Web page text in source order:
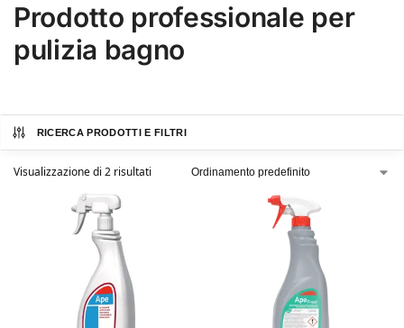
Prodotto professionale per
pulizia bagno
RICERCA PRODOTTI E FILTRI
Visualizzazione di 2 risultati